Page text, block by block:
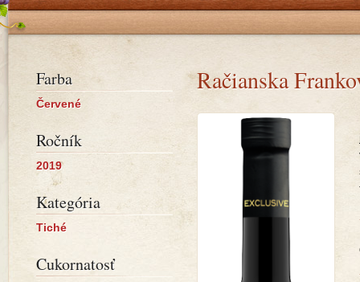
Farba
Červené
Ročník
2019
Kategória
Tiché
Cukornatosť
Račianska